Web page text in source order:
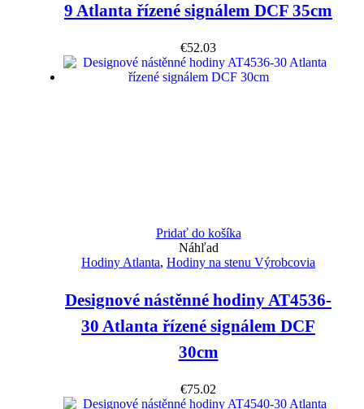
9 Atlanta řízené signálem DCF 35cm
€52.03
Pridať do košíka
Náhľad
Hodiny Atlanta, Hodiny na stenu Výrobcovia
Designové nástěnné hodiny AT4536-
30 Atlanta řízené signálem DCF
30cm
€75.02